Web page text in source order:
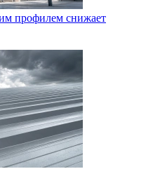
профилем снижает